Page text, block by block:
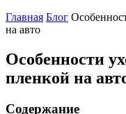
Главная Блог
на авто
Особенности
пленкой на
Содержание